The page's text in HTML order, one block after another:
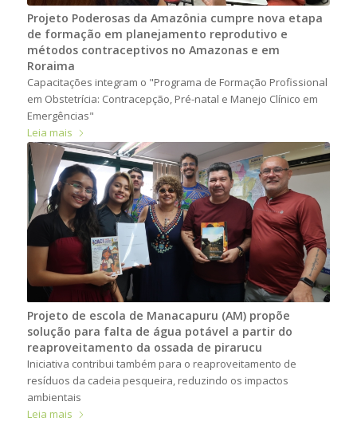
Projeto Poderosas da Amazônia cumpre nova etapa
de formação em planejamento reprodutivo e
métodos contraceptivos no Amazonas e em
Roraima
Capacitações integram o "Programa de Formação Profissional
em Obstetrícia: Contracepção, Pré-natal e Manejo Clínico em
Emergências"
Leia mais
Projeto de escola de Manacapuru (AM) propõe
solução para falta de água potável a partir do
reaproveitamento da ossada de pirarucu
Iniciativa contribui também para o reaproveitamento de
resíduos da cadeia pesqueira, reduzindo os impactos
ambientais
Leia mais